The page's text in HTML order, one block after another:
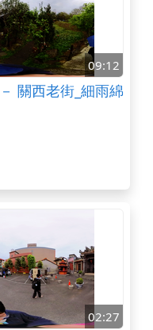
09:12
關西老街_細雨綿
02:27